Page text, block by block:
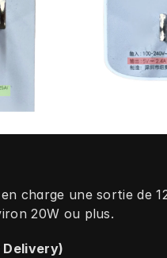
charge une sortie de
20W ou plus.
Delivery)